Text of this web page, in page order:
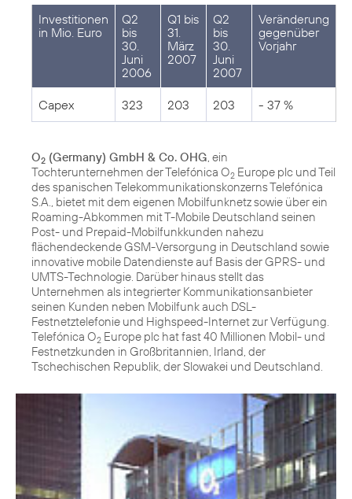
Investitionen
in Mio. Euro
Q2
bis
30.
Juni
2006
Q1 bis
31.
März
2007
Q2
bis
30.
Juni
2007
Veränderung
gegenüber
Vorjahr
Capex 323 203 203 - 37 %
O2 (Germany) GmbH & Co. OHG, ein
Tochterunternehmen der Telefónica O2 Europe plc und Teil
des spanischen Telekommunikationskonzerns Telefónica
S.A., bietet mit dem eigenen Mobilfunknetz sowie über ein
Roaming-Abkommen mit T-Mobile Deutschland seinen
Post- und Prepaid-Mobilfunkkunden nahezu
flächendeckende GSM-Versorgung in Deutschland sowie
innovative mobile Datendienste auf Basis der GPRS- und
UMTS-Technologie. Darüber hinaus stellt das
Unternehmen als integrierter Kommunikationsanbieter
seinen Kunden neben Mobilfunk auch DSL-
Festnetztelefonie und Highspeed-Internet zur Verfügung.
Telefónica O2 Europe plc hat fast 40 Millionen Mobil- und
Festnetzkunden in Großbritannien, Irland, der
Tschechischen Republik, der Slowakei und Deutschland.